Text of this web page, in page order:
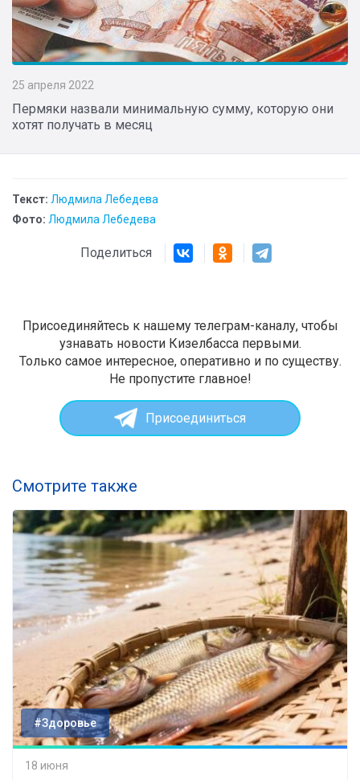
25 апреля 2022
Пермяки назвали минимальную сумму, которую они
хотят получать в месяц
Текст: Людмила Лебедева
Фото: Людмила Лебедева
Поделиться
Присоединяйтесь к нашему телеграм-каналу, чтобы
узнавать новости Кизелбасса первыми.
Только самое интересное, оперативно и по существу.
Не пропустите главное!
Присоединиться
Смотрите также
#Здоровье
18 июня